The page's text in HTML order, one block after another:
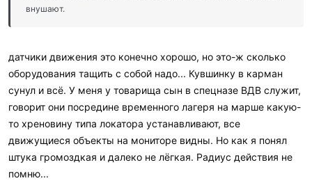
внушают.
датчики движения это конечно хорошо, но это-ж сколько
оборудования тащить с собой надо... Кувшинку в карман
сунул и всё. У меня у товарища сын в спецназе ВДВ служит,
говорит они посредине временного лагеря на марше какую-
то хреновину типа локатора устанавливают, все
движущиеся объекты на мониторе видны. Но как я понял
штука громоздкая и далеко не лёгкая. Радиус действия не
помню...